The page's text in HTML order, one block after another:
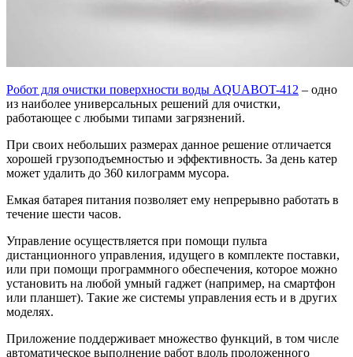
Робот для очистки поверхности воды AQUABOT-412 – одно
из наиболее универсальных решений для очистки,
работающее с любыми типами загрязнений.
При своих небольших размерах данное решение отличается
хорошей грузоподъемностью и эффективность. За день катер
может удалить до 360 килограмм мусора.
Емкая батарея питания позволяет ему непрерывно работать в
течение шести часов.
Управление осуществляется при помощи пульта
дистанционного управления, идущего в комплекте поставки,
или при помощи программного обеспечения, которое можно
установить на любой умный гаджет (например, на смартфон
или планшет). Такие же системы управления есть и в других
моделях.
Приложение поддерживает множество функций, в том числе
автоматическое выполнение работ вдоль проложенного